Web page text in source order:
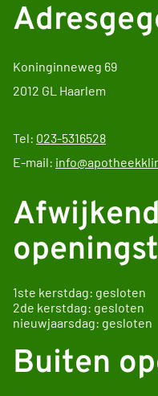
Koninginneweg 69
2012 GL Haarlem
Tel: 023-5316528
E-mail:
1ste kerstdag: gesloten
2de kerstdag: gesloten
nieuwjaarsdag: gesloten
Buiten